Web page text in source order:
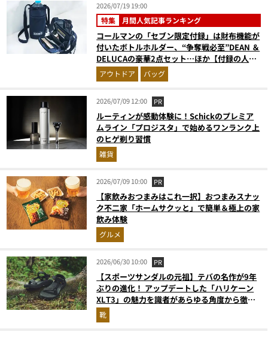
2026/07/19 19:00
特集 月間人気記事ランキング
コールマンの「セブン限定付録」は財布機能が
付いたボトルホルダー、“争奪戦必至”DEAN ＆
DELUCAの豪華2点セット…ほか【付録の人気
記事ランキングベスト3】（2026年6月版）
アウトドア バッグ
2026/07/09 12:00 PR
ルーティンが感動体験に！Schickのプレミア
ムライン「プロジスタ」で始めるワンランク上
のヒゲ剃り習慣
雑貨
2026/07/09 10:00 PR
【家飲みおつまみはこれ一択】おつまみスナッ
ク不二家「ホームサクッと」で簡単＆極上の家
飲み体験
グルメ
2026/06/30 10:00 PR
【スポーツサンダルの元祖】テバの名作が9年
ぶりの進化！ アップデートした「ハリケーン
XLT3」の魅力を識者があらゆる角度から徹底
解説！
靴